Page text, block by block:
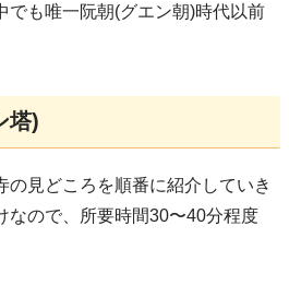
でも唯一阮朝(グエン朝)時代以前
塔)
の見どころを順番に紹介していき
なので、所要時間30〜40分程度